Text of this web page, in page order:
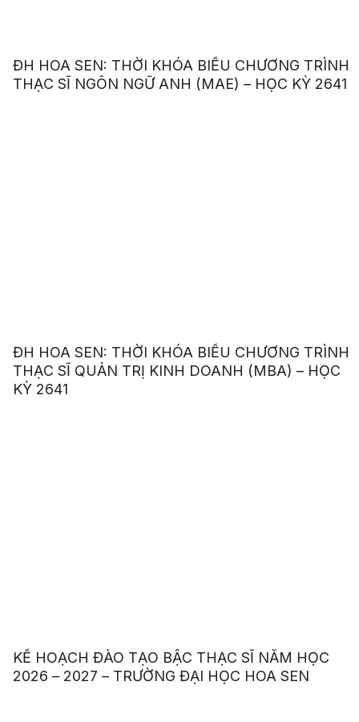
ĐH HOA SEN: THỜI KHÓA BIỂU CHƯƠNG TRÌNH
THẠC SĨ NGÔN NGỮ ANH (MAE) – HỌC KỲ 2641
ĐH HOA SEN: THỜI KHÓA BIỂU CHƯƠNG TRÌNH
THẠC SĨ QUẢN TRỊ KINH DOANH (MBA) – HỌC
KỲ 2641
KẾ HOẠCH ĐÀO TẠO BẬC THẠC SĨ NĂM HỌC
2026 – 2027 – TRƯỜNG ĐẠI HỌC HOA SEN